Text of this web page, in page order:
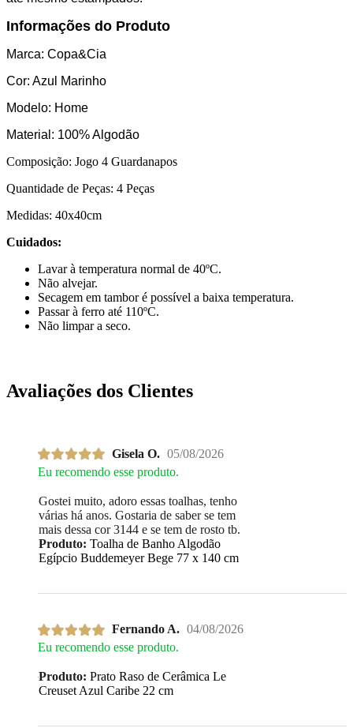
Informações do Produto
Marca: Copa&Cia
Cor: Azul Marinho
Modelo: Home
Material: 100% Algodão
Composição: Jogo 4 Guardanapos
Quantidade de Peças: 4 Peças
Medidas: 40x40cm
Cuidados:
Lavar à temperatura normal de 40ºC.
Não alvejar.
Secagem em tambor é possível a baixa temperatura.
Passar à ferro até 110ºC.
Não limpar a seco.
Avaliações dos Clientes
Gisela O. 05/08/2026
Eu recomendo esse produto.
Gostei muito, adoro essas toalhas, tenho
várias há anos. Gostaria de saber se tem
mais dessa cor 3144 e se tem de rosto tb.
Produto: Toalha de Banho Algodão
Egípcio Buddemeyer Bege 77 x 140 cm
Fernando A. 04/08/2026
Eu recomendo esse produto.
Produto: Prato Raso de Cerâmica Le
Creuset Azul Caribe 22 cm